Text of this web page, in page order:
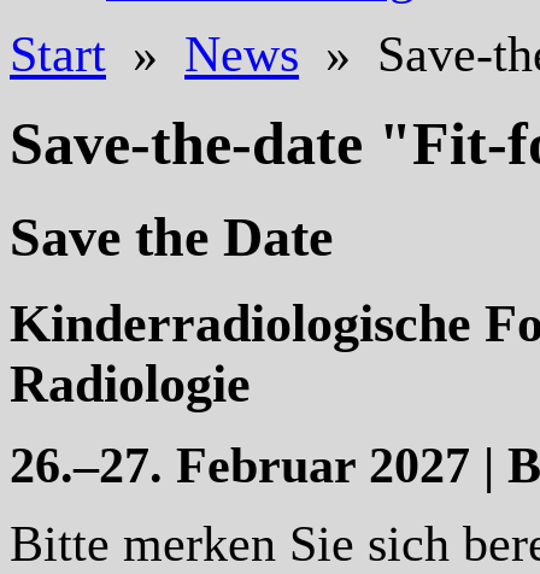
Start » News » Save-
Save-the-date "Fit-
Save the Date
Kinderradiologische
Radiologie
26.–27. Februar 2027 |
Bitte merken Sie sich